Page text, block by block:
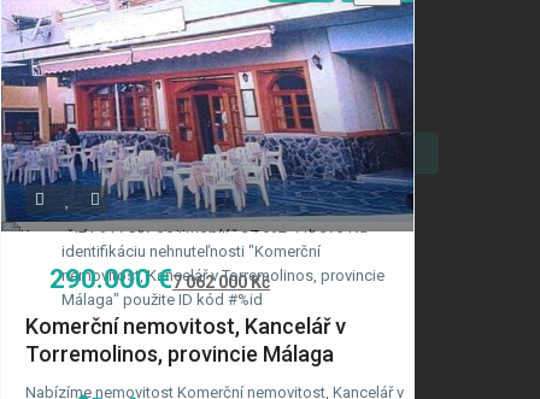
290.000 €7 062 000 Kč
Komerční nemovitost, Kancelář v
Torremolinos, provincie Málaga
Nabízíme nemovitost Komerční nemovitost, Kancelář v
Volat Email
Můžete kontaktovat Andalusia Real přes telefón:
+421 911 887 354 mobil: +34 692 448 373 Na
identifikáciu nehnuteľnosti "Komerční
nemovitost, Kancelář v Torremolinos, provincie
Málaga" použite ID kód #%id